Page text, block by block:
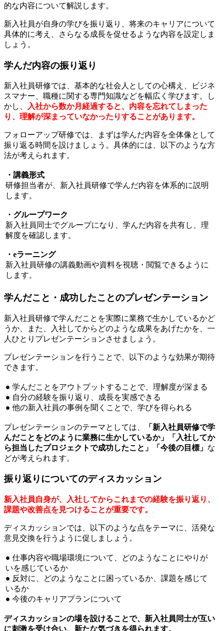
的な内容について解説します。
新入社員が自身の学びを振り返り、将来のキャリアについて
具体的に考え、さらなる成長を促せるような内容を設定しま
しょう。
学んだ内容の振り返り
新入社員研修では、基本的な社会人としての心構え、ビジネ
スマナー、職種に関する専門知識などを幅広く学びます。し
かし、
入社から数か月経過すると、内容を忘れてしまった
り、理解が深まっていなかったりすることがあります。
フォローアップ研修では、まずは学んだ内容を全体像として
振り返る時間を設けましょう。具体的には、以下のような方
法が考えられます。
・講義形式
研修担当者が、新入社員研修で学んだ内容を体系的に説明
します。
・グループワーク
新入社員同士でグループになり、学んだ内容を共有し、理
解度を確認します。
・eラーニング
新入社員研修の講義動画や資料を視聴・閲覧できるように
します。
学んだこと・成功したことのプレゼンテーション
新入社員研修で学んだことを実際に業務で生かしているかど
うか、また、入社してからどのような成果をあげたかを、一
人ひとりプレゼンテーションさせましょう。
プレゼンテーションを行うことで、以下のような効果が期待
できます。
● 学んだことをアウトプットすることで、理解度が深まる
● 自分の経験を振り返り、成長を実感できる
● 他の新入社員の事例を聞くことで、学びを得られる
プレゼンテーションのテーマとしては、
「新入社員研修で学
んだことをどのように業務に生かしているか」「入社してか
ら担当したプロジェクトで成功したこと」「今後の目標」 な
どが考えられます。
振り返りについてのディスカッション
新入社員自身が、入社してからこれまでの経験を振り返り、
課題や改善点を見つけることが重要です。
ディスカッションでは、以下のような点をテーマに、活発な
意見交換を行うように促しましょう。
● 仕事内容や職場環境について、どのようなことにやりが
いを感じているか
● 反対に、どのようなことに困っているか、課題を感じて
いるか
● 今後のキャリアプランについて
ディスカッションの場を設けることで、新入社員同士が互い
に刺激を受け合い、新たな気づきを得られます。